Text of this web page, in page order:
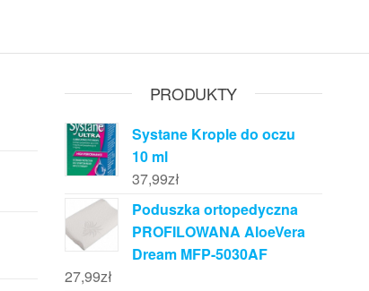
PRODUKTY
Systane Krople do oczu
10 ml
37,99zł
Poduszka ortopedyczna
PROFILOWANA AloeVera
Dream MFP-5030AF
27,99zł